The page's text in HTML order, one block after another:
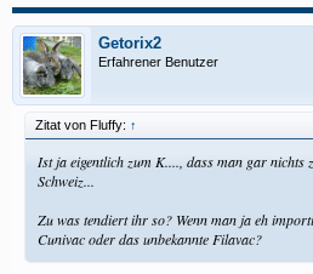
Getorix2
Erfahrener Benutzer
Zitat von Fluffy: ↑
Ist ja eigentlich zum K...., dass man gar nichts
Schweiz...
Zu was tendiert ihr so? Wenn man ja eh
Cunivac oder das unbekannte Filavac?